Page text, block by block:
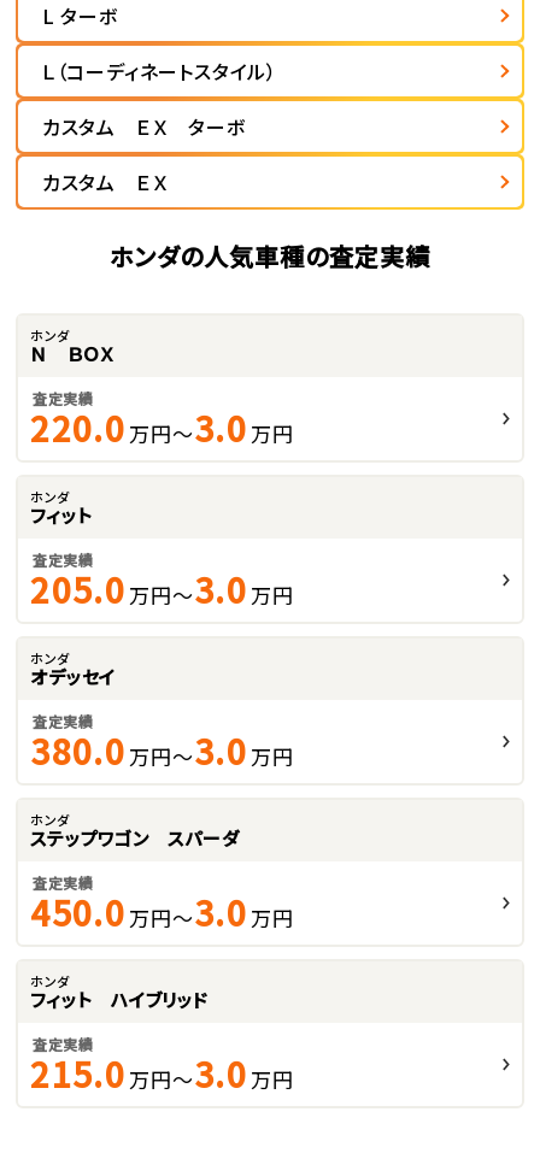
L ターボ
Ｌ（コーディネートスタイル）
カスタム ＥＸ ターボ
カスタム ＥＸ
ホンダの人気車種の査定実績
ホンダ
Ｎ ＢＯＸ
査定実績
220.0 万円～3.0 万円
ホンダ
フィット
査定実績
205.0 万円～3.0 万円
ホンダ
オデッセイ
査定実績
380.0 万円～3.0 万円
ホンダ
ステップワゴン スパーダ
査定実績
450.0 万円～3.0 万円
ホンダ
フィット ハイブリッド
査定実績
215.0 万円～3.0 万円